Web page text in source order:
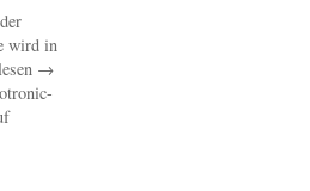
wird in
→